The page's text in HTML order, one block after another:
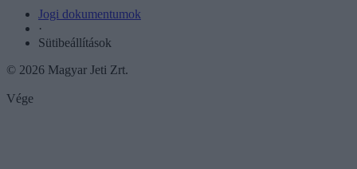
Jogi dokumentumok
·
Sütibeállítások
© 2026 Magyar Jeti Zrt.
Vége